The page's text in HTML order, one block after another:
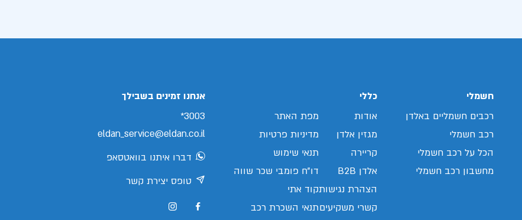
חשמלי
רכבים חשמליים באלדן
רכב חשמלי
הכל על רכב חשמלי
מחשבון רכב חשמלי
כללי
אודות
מגזין אלדן
קריירה
אלדן B2B
הצהרת נגישות
קשרי משקיעים
מפת האתר
מדיניות פרטיות
תנאי שימוש
דו"ח פומבי שכר שווה
קוד אתי
תנאי השכרת רכב
אנחנו זמינים בשבילך
3003*
eldan_service@eldan.co.il
דברו איתנו בוואטסאפ
טופס יצירת קשר